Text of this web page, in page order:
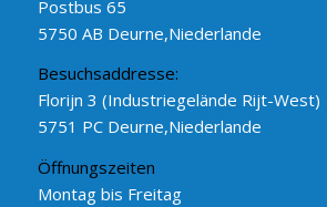
Postbus 65
5750 AB Deurne,Niederlande
Besuchsaddresse:
Florijn 3 (Industriegelände Rijt-West)
5751 PC Deurne,Niederlande
Öffnungszeiten
Montag bis Freitag